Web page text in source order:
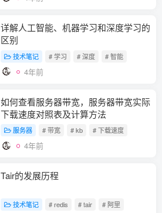
详解人工智能、机器学习和深度学习的
区别
技术笔记 # 学习 # 深度 # 智能
4年前
如何查看服务器带宽，服务器带宽实际
下载速度对照表及计算方法
服务器 # 带宽 # kb # 下载速度
4年前
Tair的发展历程
技术笔记 # redis # tair # 阿里